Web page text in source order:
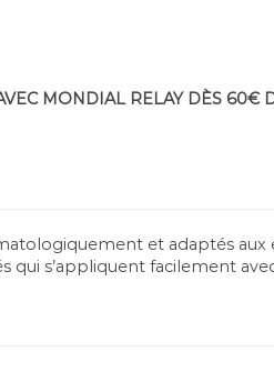
MONDIAL RELAY DÈS 60€
et adaptés aux
s’appliquent facilement